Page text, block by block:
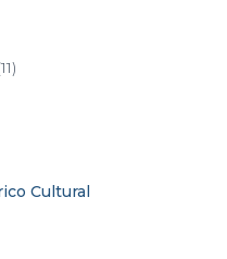
Cultural